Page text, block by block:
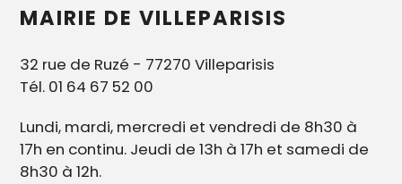
MAIRIE DE VILLEPARISIS
32 rue de Ruzé - 77270 Villeparisis
Tél. 01 64 67 52 00
Lundi, mardi, mercredi et vendredi de 8h30 à
17h en continu. Jeudi de 13h à 17h et samedi de
8h30 à 12h.